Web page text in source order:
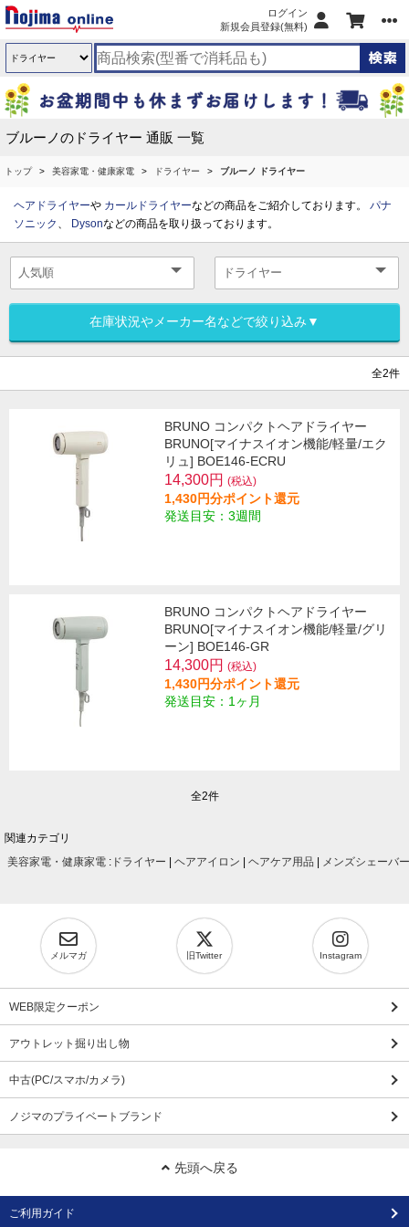
ログイン
新規会員登録(無料)
ブルーノのドライヤー 通販 一覧
トップ 美容家電・健康家電 ドライヤー ブルーノ ドライヤー
ヘアドライヤーや カールドライヤーなどの商品をご紹介しております。 パナ
ソニック 、 Dysonなどの商品を取り扱っております。
在庫状況やメーカー名などで絞り込み▼
全2件
BRUNO コンパクトヘアドライヤー
BRUNO[マイナスイオン機能/軽量/エク
リュ] BOE146-ECRU
14,300円 (税込)
1,430円分ポイント還元
発送目安：3週間
BRUNO コンパクトヘアドライヤー
BRUNO[マイナスイオン機能/軽量/グリ
ーン] BOE146-GR
14,300円 (税込)
1,430円分ポイント還元
発送目安：1ヶ月
全2件
関連カテゴリ
美容家電・健康家電 : ドライヤー ヘアアイロン ヘアケア用品 メンズシェーバー
メルマガ 旧Twitter Instagram
WEB限定クーポン
アウトレット掘り出し物
中古(PC/スマホ/カメラ)
ノジマのプライベートブランド
先頭へ戻る
ご利用ガイド